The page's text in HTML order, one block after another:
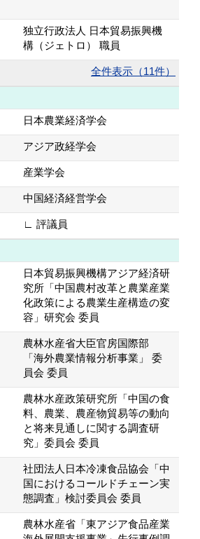
独立行政法人 日本貿易振興機
構（ジェトロ） 職員
全件表示（11件）
日本農業経済学会
アジア政経学会
産業学会
中国経済経営学会
∟ 評議員
日本貿易振興機構アジア経済研
究所「中国農村改革と農業産業
化政策による農業生産構造の変
容」研究会 委員
農林水産省大臣官房国際部
「海外農業情報分析事業」 委
員会 委員
農林水産政策研究所「中国の食
料、農業、農産物貿易等の動向
と将来見通しに関する調査研
究」委員会 委員
社団法人日本冷凍食品協会「中
国におけるコールドチェーン実
態調査」検討委員会 委員
農林水産省「東アジア食品産業